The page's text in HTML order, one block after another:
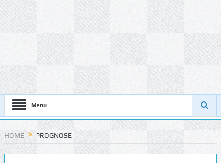
Menu
HOME PROGNOSE